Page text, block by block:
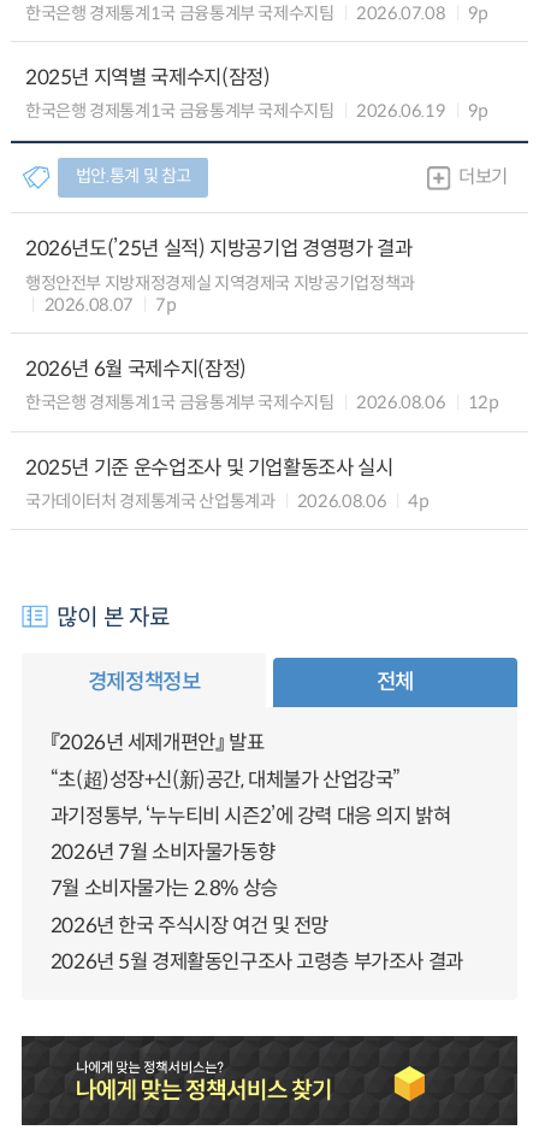
한국은행 경제통계1국 금융통계부 국제수지팀 2026.07.08 9p
2025년 지역별 국제수지(잠정)
한국은행 경제통계1국 금융통계부 국제수지팀 2026.06.19 9p
법안.통계 및 참고 더보기
2026년도(’25년 실적) 지방공기업 경영평가 결과
행정안전부 지방재정경제실 지역경제국 지방공기업정책과
2026.08.07
7p
2026년 6월 국제수지(잠정)
한국은행 경제통계1국 금융통계부 국제수지팀 2026.08.06 12p
2025년 기준 운수업조사 및 기업활동조사 실시
국가데이터처 경제통계국 산업통계과 2026.08.06 4p
많이 본 자료
경제정책정보 전체
『2026년 세제개편안』 발표
“초(超)성장+신(新)공간, 대체불가 산업강국”
과기정통부, ‘누누티비 시즌2’에 강력 대응 의지 밝혀
2026년 7월 소비자물가동향
7월 소비자물가는 2.8% 상승
2026년 한국 주식시장 여건 및 전망
2026년 5월 경제활동인구조사 고령층 부가조사 결과